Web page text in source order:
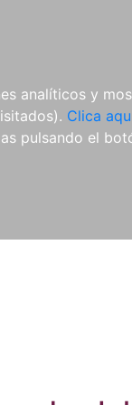
analíticos y
Clica
pulsando el